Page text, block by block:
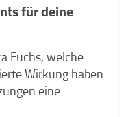
für deine
Fuchs, welche
Wirkung haben
eine